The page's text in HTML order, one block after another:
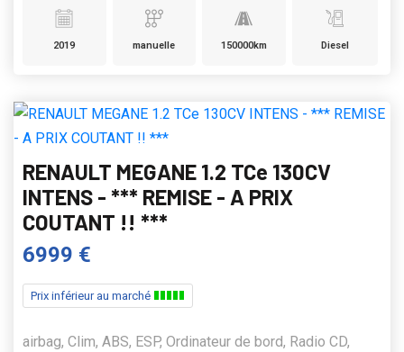
2019 manuelle 150000km Diesel
RENAULT MEGANE 1.2 TCe 130CV
INTENS - *** REMISE - A PRIX
COUTANT !! ***
6999 €
Prix inférieur au marché
airbag, Clim, ABS, ESP, Ordinateur de bord, Radio CD,